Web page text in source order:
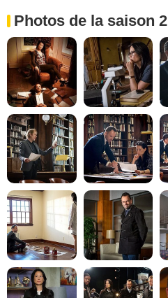
Photos de la saison 2